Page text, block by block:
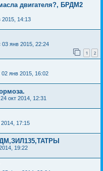
двигателя?, БРДМ2
2015, 14:13
03 янв 2015, 22:24
1 2
02 янв 2015, 16:02
24 окт 2014, 12:31
17:15
19:22